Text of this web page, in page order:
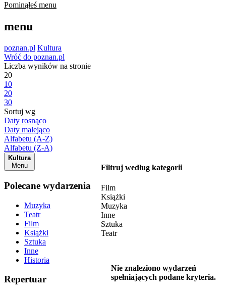
Pominąłeś menu
menu
poznan.pl Kultura
Wróć do poznan.pl
Liczba wyników na stronie
20
10
20
30
Sortuj wg
Daty rosnąco
Daty malejąco
Alfabetu (A-Z)
Alfabetu (Z-A)
Kultura
Menu
Polecane wydarzenia
Muzyka
Teatr
Film
Książki
Sztuka
Inne
Historia
Repertuar
Filtruj według kategorii
Film
Książki
Muzyka
Inne
Sztuka
Teatr
Nie znaleziono wydarzeń
spełniających podane kryteria.